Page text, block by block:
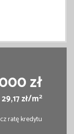
zł
29,17 zł/m2
ratę kredytu